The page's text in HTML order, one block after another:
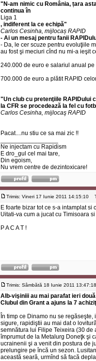
"N-am nimic cu România, țara
continua în
Liga 1
, indiferent la ce echipă"
Carlos Cesinha, mijlocaș RAPID
- Ai un mesaj pentru fanii
- Da, le cer scuze pentru evoluţiile
au fost şi meciuri cînd nu mi-a ieşit
240.000 de euro e salariul anual
700.000 de euro a plătit RAPID
"Un club cu pretenţiile RAPIDului
la CFR se procedează la fel cu
Carlos Cesinha, mijlocaş RAPID
Pacat....nu stiu ce sa mai zic !!
Ne injectam cu Rapidism
E dro_gul cel mai tare,
Din egoism,
Nu vrem centre de dezintoxicare!
Trimis: Vineri 17 Iunie 2011 14:15:10
E foarte bizar tot ce s-a intamplat
Uitati-va cum a jucat cu Timisoara
P A C A T !
Trimis: Sâmbătă 18 Iunie 2011 13:47:18
Alb-vişiniii au mai parafat ieri
Clubul din Grant a ajuns la 7
În timp ce Dinamo nu se
sigure, rapidiştii au mai dat o
semnătura lui Filipe Teixeira (30
împrumut de la Metalurg Doneţk şi
ucrainenii şi a venit din postura de
prelungire pe încă un sezon.
această seară, urmînd să facă